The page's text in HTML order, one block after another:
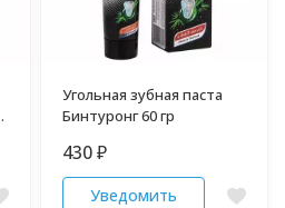
Угольная зубная паста
Бинтуронг 60 гр
430₽
Уведомить